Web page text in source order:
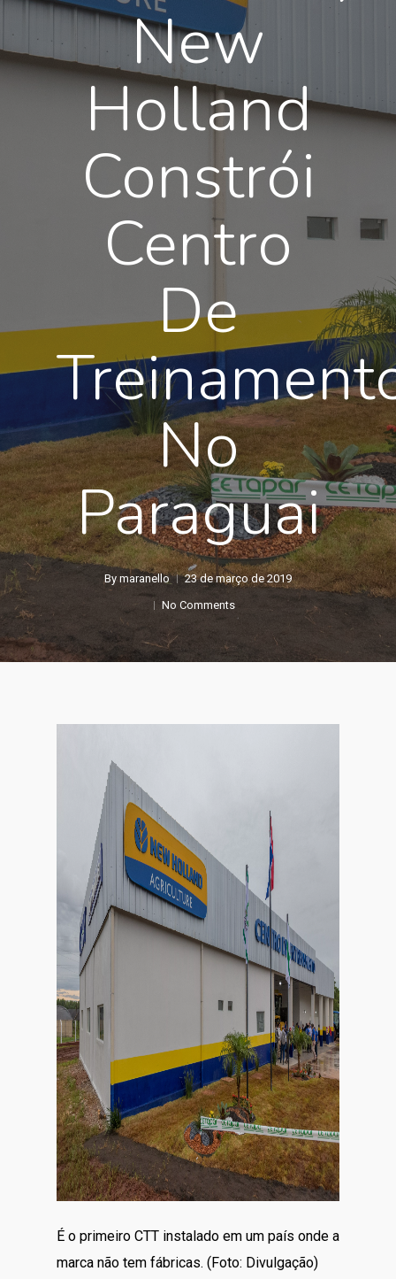
New
Holland
Constrói
Centro
De
No
Paraguai
By maranello
23 de março de 2019
No Comments
É o primeiro CTT instalado em um país onde a
marca não tem fábricas. (Foto: Divulgação)